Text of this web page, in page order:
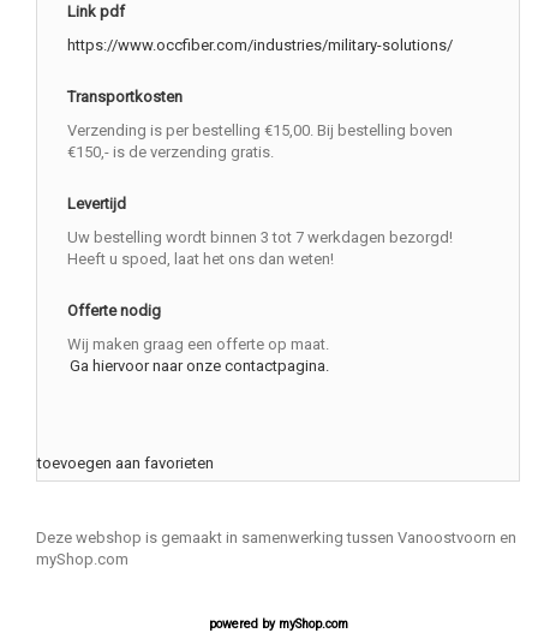
Link pdf
https://www.occfiber.com/industries/military-solutions/
Transportkosten
Verzending is per bestelling €15,00. Bij bestelling boven
€150,- is de verzending gratis.
Levertijd
Uw bestelling wordt binnen 3 tot 7 werkdagen bezorgd!
Heeft u spoed, laat het ons dan weten!
Offerte nodig
Wij maken graag een offerte op maat.
Ga hiervoor naar onze contactpagina.
toevoegen aan favorieten
Deze webshop is gemaakt in samenwerking tussen Vanoostvoorn en
myShop.com
powered by myShop.com